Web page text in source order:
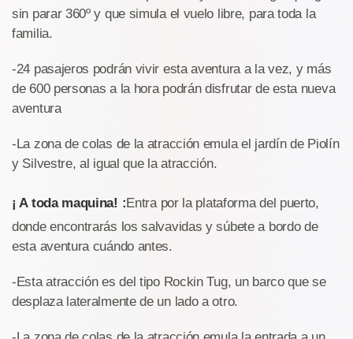
sin parar 360º y que simula el vuelo libre, para toda la
familia.
-24 pasajeros podrán vivir esta aventura a la vez, y más
de 600 personas a la hora podrán disfrutar de esta nueva
aventura
-La zona de colas de la atracción emula el jardín de Piolín
y Silvestre, al igual que la atracción.
¡ A toda maquina! :Entra por la plataforma del puerto,
donde encontrarás los salvavidas y súbete a bordo de
esta aventura cuándo antes.
-Esta atracción es del tipo Rockin Tug, un barco que se
desplaza lateralmente de un lado a otro.